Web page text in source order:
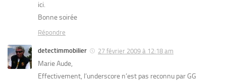
ici.
Bonne soirée
Répondre
detectimmobilier 27 février 2009 à 12:18 am
Marie Aude,
Effectivement, l’underscore n’est pas reconnu par GG